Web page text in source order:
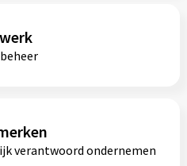
verantwoord ondernemen